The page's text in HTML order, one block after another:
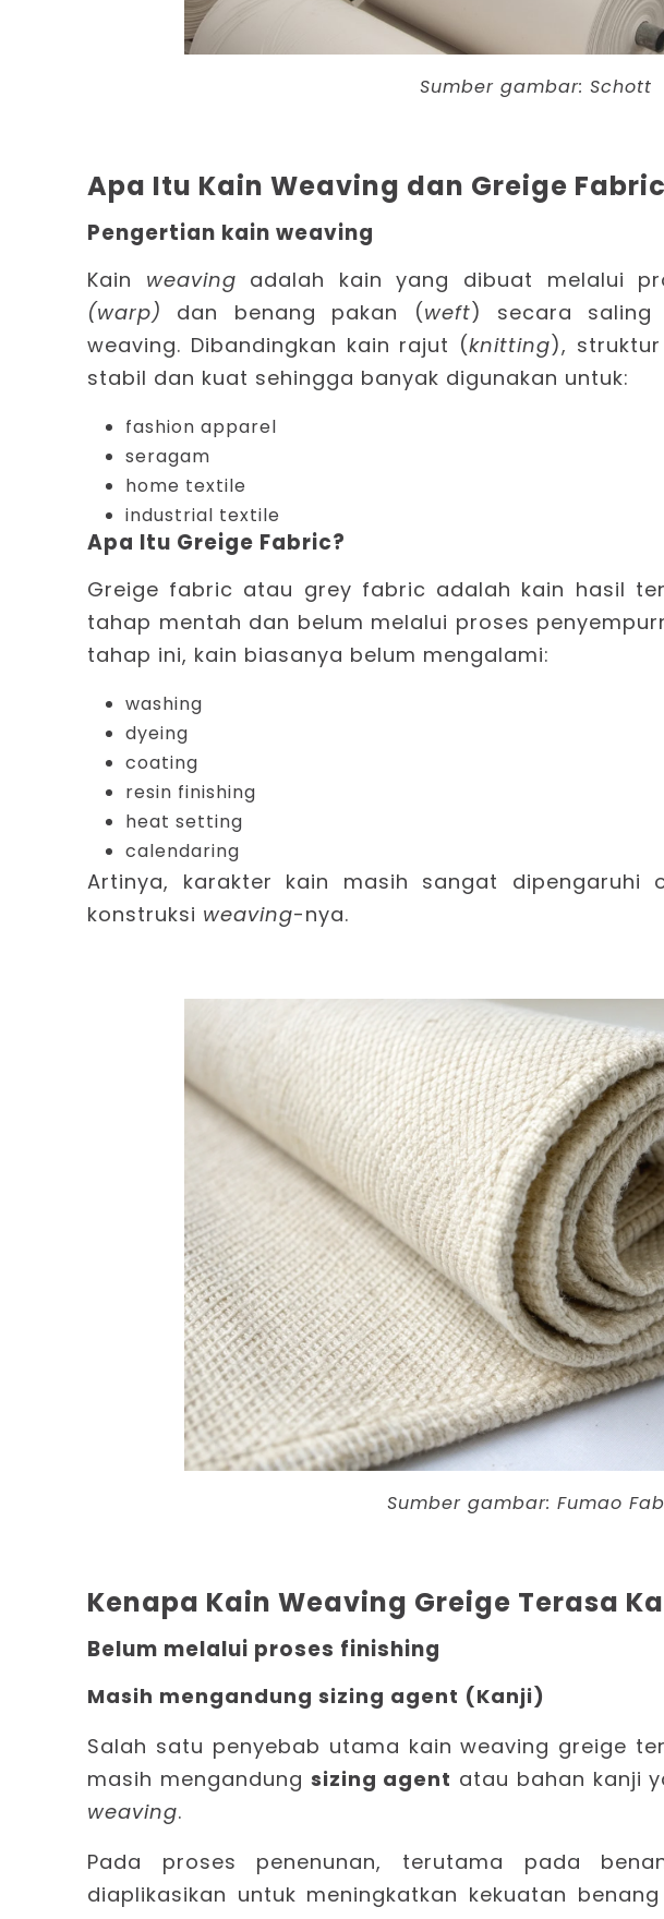
Sumber gambar: Schott
Apa Itu Kain Weaving dan Greige
Pengertian kain weaving
Kain weaving adalah kain yang dibuat melalui
(warp) dan benang pakan (weft) secara saling
weaving. Dibandingkan kain rajut (knitting),
stabil dan kuat sehingga banyak digunakan untuk:
fashion apparel
seragam
home textile
industrial textile
Apa Itu Greige Fabric?
Greige fabric atau grey fabric adalah kain hasil
tahap mentah dan belum melalui proses
tahap ini, kain biasanya belum mengalami:
washing
dyeing
coating
resin finishing
heat setting
calendaring
Artinya, karakter kain masih sangat dipengaruhi
konstruksi weaving-nya.
Sumber gambar:Fumao
Kenapa Kain Weaving Greige Terasa
Belum melalui proses finishing
Masih mengandung sizing agent (Kanji)
Salah satu penyebab utama kain weaving greige
masih mengandung sizing agent atau bahan kanji
weaving.
Pada proses penenunan, terutama pada
diaplikasikan untuk meningkatkan kekuatan